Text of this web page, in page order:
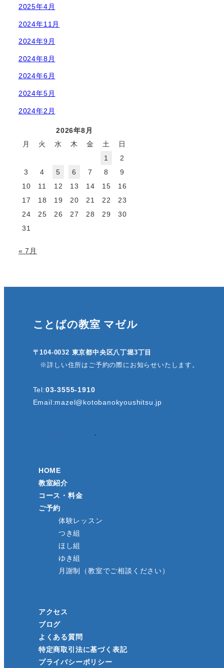
2025年4月
2024年11月
2024年9月
2024年8月
2024年6月
2024年5月
2024年2月
2026年8月
月
火 水 木 金 土
日
1
2
3
4 5 6 7 8
9
10
11 12 13 14 15
16
17
18 19 20 21 22
23
24
25 26 27 28 29
30
31
« 7月
ことばの教室 マゼル
〒104-0032 東京都中央区八丁堀3丁目
※詳しい住所はご予約の際にお知らせいたします。
Tel:03-3555-1910
Email:mazel@kotobanokyoushitsu.jp
HOME
教室紹介
コース・料金
ご予約
体験レッスン
つき組
ほし組
ゆき組
月謝制（教室でご相談ください）
アクセス
ブログ
よくある質問
特定商取引法に基づく表記
プライバシーポリシー